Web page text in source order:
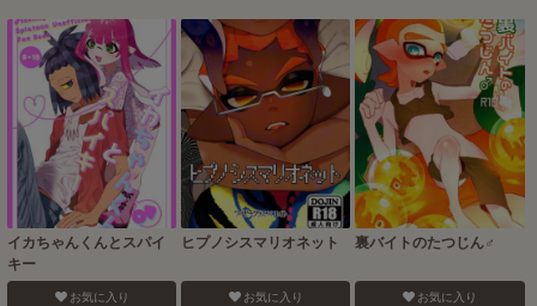
イカちゃんくんとスパイ
キー
お気に入り
ヒプノシスマリオネット
お気に入り
裏バイトのたつじん♂
お気に入り